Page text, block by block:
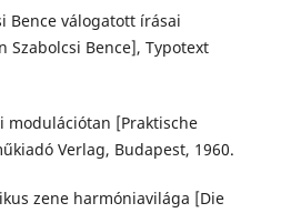
Bence válogatott írásai
Szabolcsi Bence], Typotext
modulációtan [Praktische
Verlag, Budapest, 1960.
zene harmóniavilága [Die